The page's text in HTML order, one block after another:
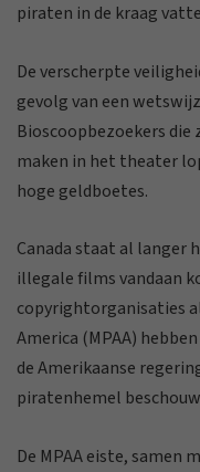
piraten in de kraag
De verscherpte
gevolg van een
Bioscoopbezoekers
maken in het theater
hoge geldboetes.
Canada staat al langer
illegale films vandaan
copyrightorganisaties
America (MPAA)
de Amerikaanse
piratenhemel
De MPAA eiste, samen